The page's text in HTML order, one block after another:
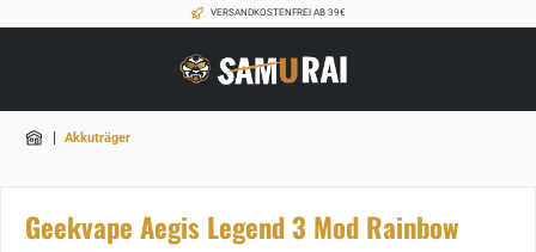
VERSANDKOSTENFREI AB 39€
| Akkuträger
Geekvape Aegis Legend 3 Mod Rainbow